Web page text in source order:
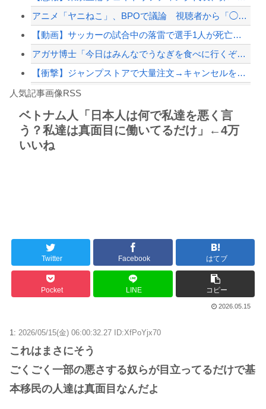
【緊急速報】NYで警官が黒人男性の首を絞め、暴動第二波不可避へ
Powered by livedoor 相互RSS
アニメ「ヤニねこ」、BPOで議論 視聴者から「◯◯◯なのではないか」との批判が寄...
【動画】サッカーの試合中の落雷で選手1人が死亡、12人が負傷した事故。
アガサ博士「今日はみんなでうなぎを食べに行くぞい」
【衝撃】ジャンプストアで大量注文→キャンセルを繰り返した32歳女を逮捕 238ア...
コミュ症の習性で話をさっさと切り上げてしまったわ
8/4のニュース
Powered by livedoor 相互RSS
人気記事画像RSS
ベトナム人「日本人は何で私達を悪く言
う？私達は真面目に働いてるだけ」←4万
いいね
Twitter Facebook はてブ
Pocket LINE コピー
2026.05.15
1: 2026/05/15(金) 06:00:32.27 ID:XfPoYjx70
これはまさにそう
ごくごく一部の悪さする奴らが目立ってるだけで基
本移民の人達は真面目なんだよ